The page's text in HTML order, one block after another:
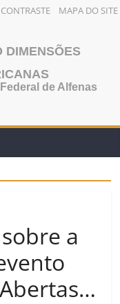
MAPA DO SITE
DIMENSÕES
de Alfenas
a